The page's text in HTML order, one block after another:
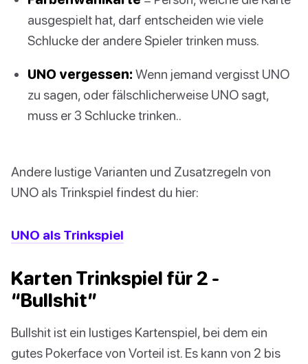
ausgespielt hat, darf entscheiden wie viele
Schlucke der andere Spieler trinken muss.
UNO vergessen: Wenn jemand vergisst UNO
zu sagen, oder fälschlicherweise UNO sagt,
muss er 3 Schlucke trinken..
Andere lustige Varianten und Zusatzregeln von
UNO als Trinkspiel findest du hier:
UNO als Trinkspiel
Karten Trinkspiel für 2 -
“Bullshit”
Bullshit ist ein lustiges Kartenspiel, bei dem ein
gutes Pokerface von Vorteil ist. Es kann von 2 bis